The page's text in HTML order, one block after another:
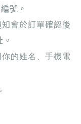
號。
會於訂單確認後
的姓名、手機電